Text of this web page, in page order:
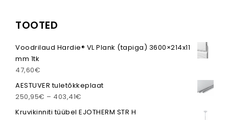
TOOTED
Voodrilaud Hardie® VL Plank (tapiga) 3600×214x11
mm 1tk
47,60€
AESTUVER tuletõkkeplaat
250,95€ – 403,41€ Hinnavahemik: 250,95€ kuni 403,41€
Kruvikinniti tüübel EJOTHERM STR H